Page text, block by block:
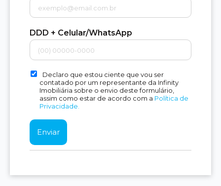
DDD + Celular/WhatsApp
Declaro que estou ciente que vou ser
contatado por um representante da Infinity
Imobiliária sobre o envio deste formulário,
assim como estar de acordo com a Política de
Privacidade.